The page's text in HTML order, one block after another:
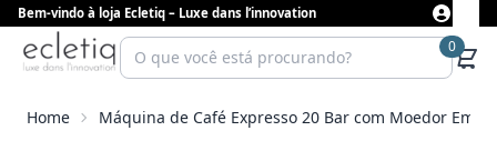
Bem-vindo à loja Ecletiq – Luxe dans l’innovation
0
Home Máquina de Café Expresso 20 Bar com Moedor